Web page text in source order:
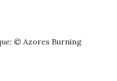
© Azores Burning